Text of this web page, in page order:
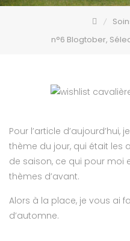
n°6 Blogtober,
Pour l’article
thème du jour, qui était les
de saison, ce qui pour moi
thèmes d’avant.
Alors à la place, je vous ai
d’automne.